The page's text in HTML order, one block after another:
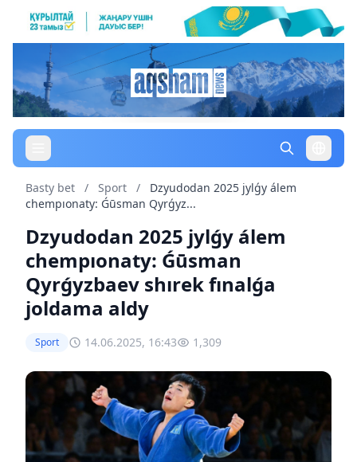
Basty bet / Sport /
Dzyudodan 2025 jylǵy álem
chempıonaty: Ǵūsman Qyrǵyz...
Dzyudodan 2025 jylǵy álem
chempıonaty: Ǵūsman
Qyrǵyzbaev shırek fınalǵa
joldama aldy
Sport 14.06.2025, 16:43 1,309